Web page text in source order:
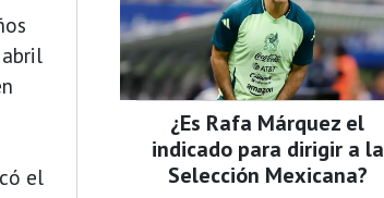
el
¿Es Rafa Márquez el
indicado para dirigir a la
Selección Mexicana?